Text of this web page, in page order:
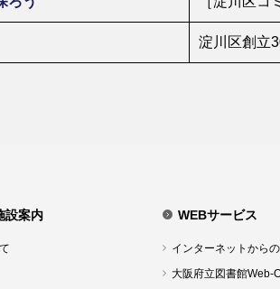
淀川区創立
設案内 WEBサービス
インターネットから
大阪府立図書館Web-